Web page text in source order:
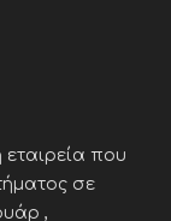
εταιρεία που
σε
,